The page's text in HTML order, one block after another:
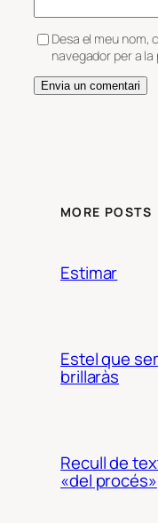
Desa el meu nom,
navegador per a
MORE POSTS
Estimar
Estel que
brillaràs
Recull de
«del procés»